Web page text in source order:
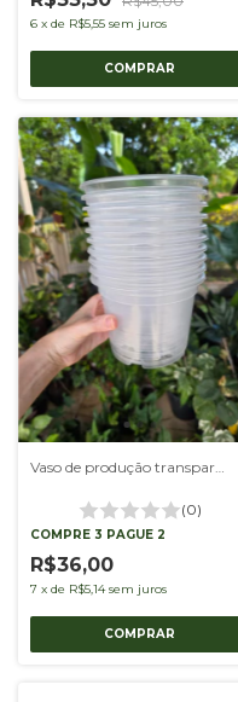
6 x de R$5,55 sem juros
Vaso de produção transparente 15 - kit com 10 unidades
(0)
COMPRE 3 PAGUE 2
R$36,00
7 x de R$5,14 sem juros